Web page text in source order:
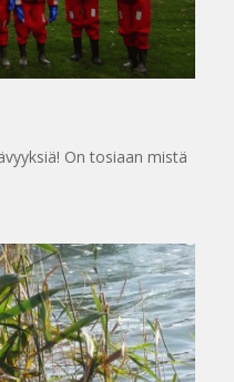
On tosiaan mistä